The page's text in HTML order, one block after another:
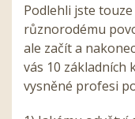
Podlehli jste
různorodému
ale začít a
vás 10 základních
vysněné profesi